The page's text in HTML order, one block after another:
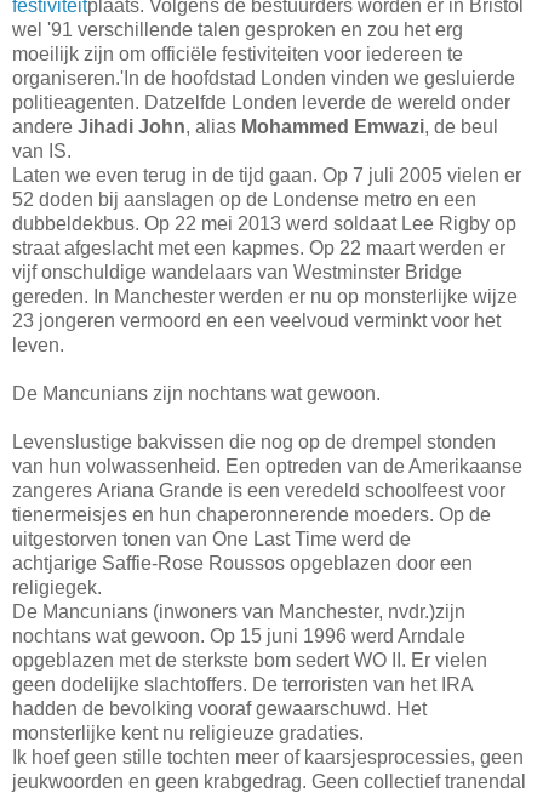
festiviteitplaats. Volgens de bestuurders worden er in Bristol
wel '91 verschillende talen gesproken en zou het erg
moeilijk zijn om officiële festiviteiten voor iedereen te
organiseren.'In de hoofdstad Londen vinden we gesluierde
politieagenten. Datzelfde Londen leverde de wereld onder
andere Jihadi John, alias Mohammed Emwazi, de beul
van IS.
Laten we even terug in de tijd gaan. Op 7 juli 2005 vielen er
52 doden bij aanslagen op de Londense metro en een
dubbeldekbus. Op 22 mei 2013 werd soldaat Lee Rigby op
straat afgeslacht met een kapmes. Op 22 maart werden er
vijf onschuldige wandelaars van Westminster Bridge
gereden. In Manchester werden er nu op monsterlijke wijze
23 jongeren vermoord en een veelvoud verminkt voor het
leven.
De Mancunians zijn nochtans wat gewoon.
Levenslustige bakvissen die nog op de drempel stonden
van hun volwassenheid. Een optreden van de Amerikaanse
zangeres Ariana Grande is een veredeld schoolfeest voor
tienermeisjes en hun chaperonnerende moeders. Op de
uitgestorven tonen van One Last Time werd de
achtjarige Saffie-Rose Roussos opgeblazen door een
religiegek.
De Mancunians (inwoners van Manchester, nvdr.)zijn
nochtans wat gewoon. Op 15 juni 1996 werd Arndale
opgeblazen met de sterkste bom sedert WO II. Er vielen
geen dodelijke slachtoffers. De terroristen van het IRA
hadden de bevolking vooraf gewaarschuwd. Het
monsterlijke kent nu religieuze gradaties.
Ik hoef geen stille tochten meer of kaarsjesprocessies, geen
jeukwoorden en geen krabgedrag. Geen collectief tranendal